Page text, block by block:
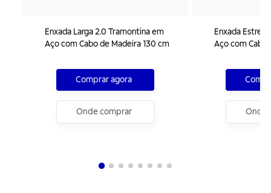
Enxada Larga 2.0 Tramontina em
Aço com Cabo de Madeira 130 cm
Comprar agora
Onde comprar
Enxada
Aço com Cabo
Onde